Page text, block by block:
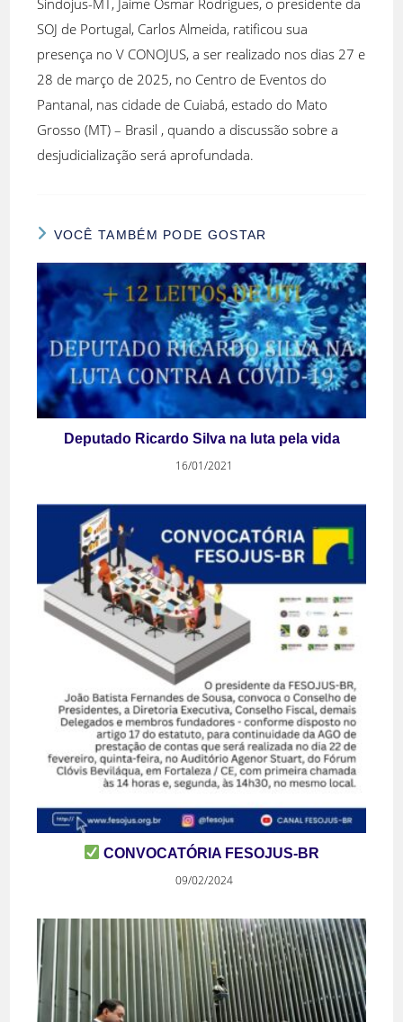
Sindojus-MT, Jaime Osmar Rodrigues, o presidente da
SOJ de Portugal, Carlos Almeida, ratificou sua
presença no V CONOJUS, a ser realizado nos dias 27 e
28 de março de 2025, no Centro de Eventos do
Pantanal, nas cidade de Cuiabá, estado do Mato
Grosso (MT) – Brasil , quando a discussão sobre a
desjudicialização será aprofundada.
VOCÊ TAMBÉM PODE GOSTAR
Deputado Ricardo Silva na luta pela vida
16/01/2021
CONVOCATÓRIA FESOJUS-BR
09/02/2024